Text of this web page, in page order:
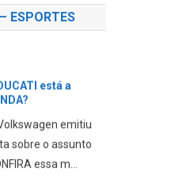
ESPORTES
está a
emitiu
sobre o assunto
essa m...